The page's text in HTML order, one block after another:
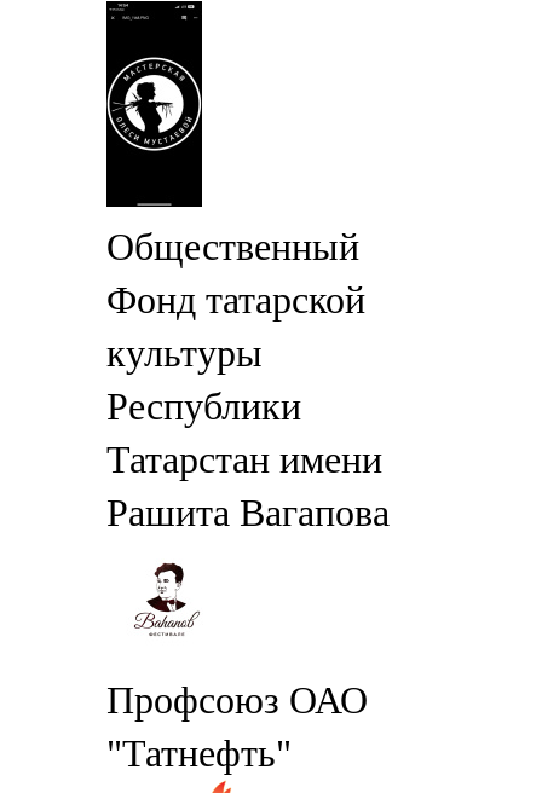
Общественный
Фонд татарской
культуры
Республики
Татарстан имени
Рашита Вагапова
Профсоюз ОАО
"Татнефть"